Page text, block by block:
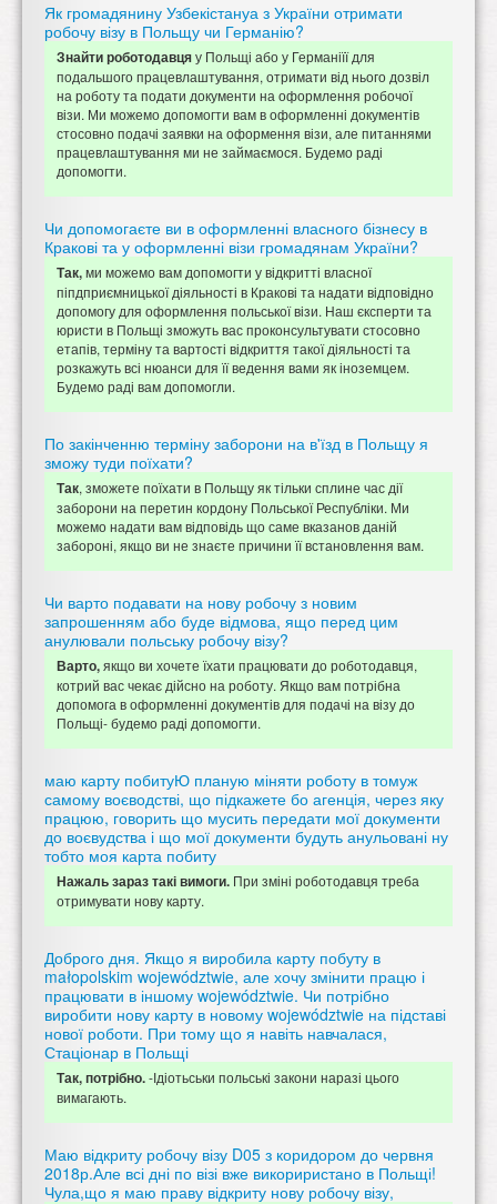
Як громадянину Узбекістануа з України отримати
робочу візу в Польщу чи Германію?
Знайти роботодавцяу Польщі або у Германіїї для
подальшого працевлаштування, отримати від нього дозвіл
на роботу та подати документи на оформлення робочої
візи. Ми можемо допомогти вам в оформленні документів
стосовно подачі заявки на оформення візи, але питаннями
працевлаштування ми не займаємося. Будемо раді
допомогти.
Чи допомогаєте ви в оформленні власного бізнесу в
Кракові та у оформленні візи громадянам України?
Так,ми можемо вам допомогти у відкритті власної
піпдприємницької діяльності в Кракові та надати відповідно
допомогу для оформлення польської візи. Наш єксперти та
юристи в Польщі зможуть вас проконсультувати стосовно
етапів, терміну та вартості відкриття такої діяльності та
розкажуть всі нюанси для її ведення вами як іноземцем.
Будемо раді вам допомогли.
По закінченню терміну заборони на в'їзд в Польщу я
зможу туди поїхати?
Так, зможете поїхати в Польщу як тільки сплине час дії
заборони на перетин кордону Польської Республіки. Ми
можемо надати вам відповідь що саме вказанов даній
забороні, якщо ви не знаєте причини її встановлення вам.
Чи варто подавати на нову робочу з новим
запрошенням або буде відмова, ящо перед цим
анулювали польську робочу візу?
Варто,якщо ви хочете їхати працювати до роботодавця,
котрий вас чекає дійсно на роботу. Якщо вам потрібна
допомога в оформленні документів для подачі на візу до
Польщі- будемо раді допомогти.
маю карту побитуЮ планую міняти роботу в томуж
самому воєводстві, що підкажете бо агенція, через яку
працюю, говорить що мусить передати мої документи
до воєвудства і що мої документи будуть анульовані ну
тобто моя карта побиту
Нажаль зараз такі вимоги. При зміні роботодавця треба
отримувати нову карту.
Доброго дня. Якщо я виробила карту побуту в
małopolskim województwie, але хочу змінити працю і
працювати в іншому województwie. Чи потрібно
виробити нову карту в новому województwie на підставі
нової роботи. При тому що я навіть навчалася,
Стаціонар в Польщі
Так, потрібно.-Ідіотьськи польські закони наразі цього
вимагають.
Маю відкриту робочу візу D05 з коридором до червня
2018р.Але всі дні по візі вже викориристано в Польщі!
Чула,що я маю праву відкриту нову робочу візу,